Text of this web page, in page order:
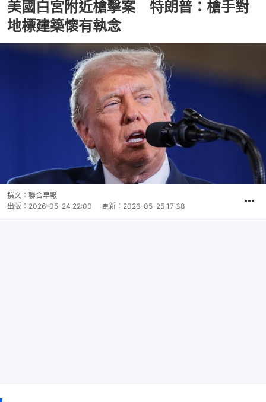
美國白宮附近槍擊案 特朗普：槍手對
地標建築懷有執念
撰文： 聯合早報
出版： 2026-05-24 22:00 更新： 2026-05-25 17:38